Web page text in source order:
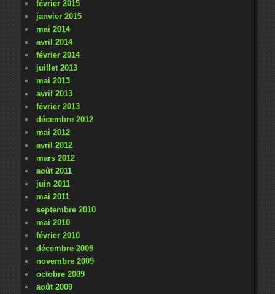
février 2015
janvier 2015
mai 2014
avril 2014
février 2014
juillet 2013
mai 2013
avril 2013
février 2013
décembre 2012
mai 2012
avril 2012
mars 2012
août 2011
juin 2011
mai 2011
septembre 2010
mai 2010
février 2010
décembre 2009
novembre 2009
octobre 2009
août 2009